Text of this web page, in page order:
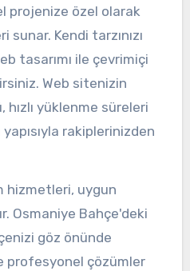
projenize özel olarak
Kendi tarzınızı
tasarımı ile çevrimiçi
Web sitenizin
hızlı yüklenme süreleri
rakiplerinizden
hizmetleri, uygun
Osmaniye Bahçe'deki
göz önünde
profesyonel çözümler